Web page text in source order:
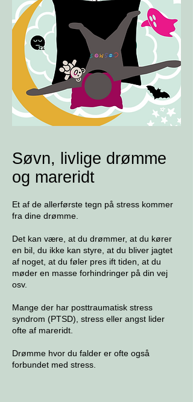
Søvn, livlige drømme
og mareridt
Et af de allerførste tegn på stress kommer
fra dine drømme.
Det kan være, at du drømmer, at du kører
en bil, du ikke kan styre, at du bliver jagtet
af noget, at du føler pres ift tiden, at du
møder en masse forhindringer på din vej
osv.
Mange der har posttraumatisk stress
syndrom (PTSD), stress eller angst lider
ofte af mareridt.
Drømme hvor du falder er ofte også
forbundet med stress.